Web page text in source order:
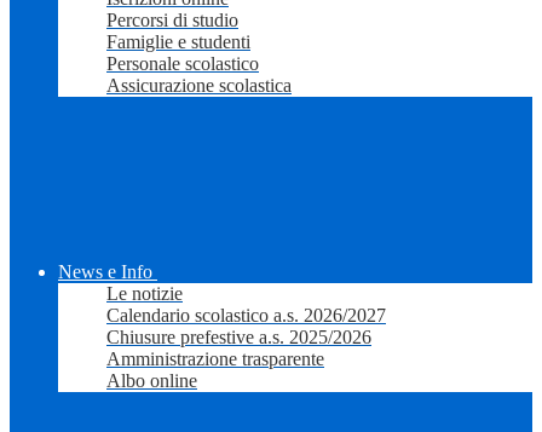
Percorsi di studio
Famiglie e studenti
Personale scolastico
Assicurazione scolastica
News e Info
Le notizie
Calendario scolastico a.s. 2026/2027
Chiusure prefestive a.s. 2025/2026
Amministrazione trasparente
Albo online